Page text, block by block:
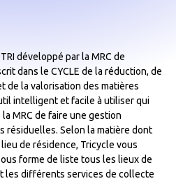
développé par la MRC de
dans le CYCLE de la réduction, de
de la valorisation des matières
intelligent et facile à utiliser qui
MRC de faire une gestion
résiduelles. Selon la matière dont
de résidence, Tricycle vous
forme de liste tous les lieux de
les différents services de collecte